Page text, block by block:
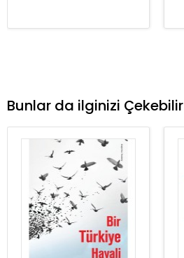
Bunlar da ilginizi Çekebilir